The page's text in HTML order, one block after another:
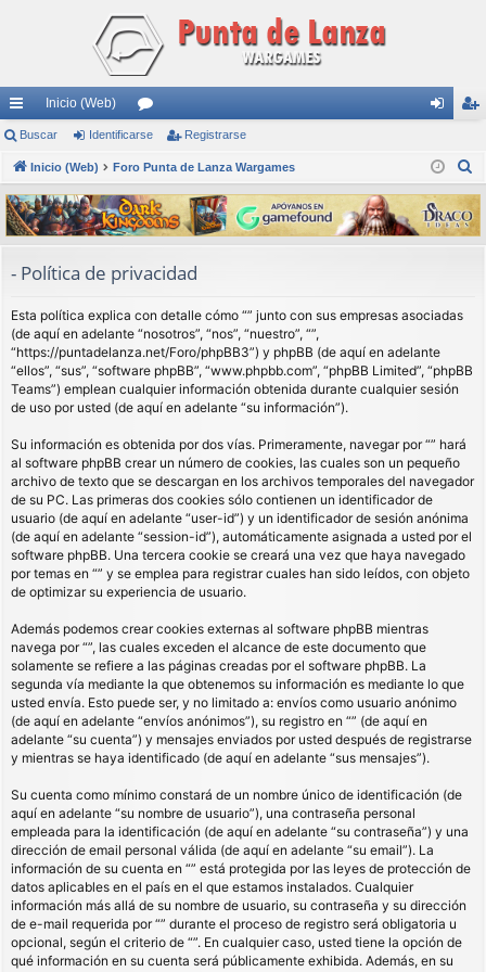
nl
ac
es
rá
s
Inicio (Web)
or
os nti
fic
ar
ist
ra
rs
Buscar Identificarse Registrarse
Inicio (Web) Foro Punta de Lanza Wargames
s
c
- Política de privacidad
Esta política explica con detalle cómo “” junto con sus empresas asociadas
(de aquí en adelante “nosotros”, “nos”, “nuestro”, “”,
“https://puntadelanza.net/Foro/phpBB3”) y phpBB (de aquí en adelante
“ellos”, “sus”, “software phpBB”, “www.phpbb.com”, “phpBB Limited”, “phpBB
Teams”) emplean cualquier información obtenida durante cualquier sesión
de uso por usted (de aquí en adelante “su información”).
Su información es obtenida por dos vías. Primeramente, navegar por “” hará
al software phpBB crear un número de cookies, las cuales son un pequeño
archivo de texto que se descargan en los archivos temporales del navegador
de su PC. Las primeras dos cookies sólo contienen un identificador de
usuario (de aquí en adelante “user-id”) y un identificador de sesión anónima
(de aquí en adelante “session-id”), automáticamente asignada a usted por el
software phpBB. Una tercera cookie se creará una vez que haya navegado
por temas en “” y se emplea para registrar cuales han sido leídos, con objeto
de optimizar su experiencia de usuario.
Además podemos crear cookies externas al software phpBB mientras
navega por “”, las cuales exceden el alcance de este documento que
solamente se refiere a las páginas creadas por el software phpBB. La
segunda vía mediante la que obtenemos su información es mediante lo que
usted envía. Esto puede ser, y no limitado a: envíos como usuario anónimo
(de aquí en adelante “envíos anónimos”), su registro en “” (de aquí en
adelante “su cuenta”) y mensajes enviados por usted después de registrarse
y mientras se haya identificado (de aquí en adelante “sus mensajes”).
Su cuenta como mínimo constará de un nombre único de identificación (de
aquí en adelante “su nombre de usuario”), una contraseña personal
empleada para la identificación (de aquí en adelante “su contraseña”) y una
dirección de email personal válida (de aquí en adelante “su email”). La
información de su cuenta en “” está protegida por las leyes de protección de
datos aplicables en el país en el que estamos instalados. Cualquier
información más allá de su nombre de usuario, su contraseña y su dirección
de e-mail requerida por “” durante el proceso de registro será obligatoria u
opcional, según el criterio de “”. En cualquier caso, usted tiene la opción de
qué información en su cuenta será públicamente exhibida. Además, en su